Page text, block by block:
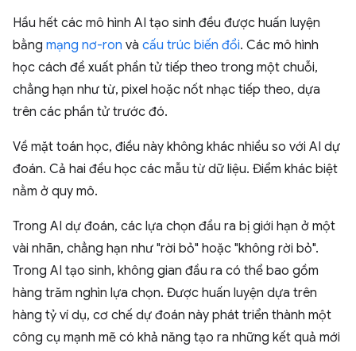
Hầu hết các mô hình AI tạo sinh đều được huấn luyện
bằng mạng nơ-ron và cấu trúc biến đổi. Các mô hình
học cách đề xuất phần tử tiếp theo trong một chuỗi,
chẳng hạn như từ, pixel hoặc nốt nhạc tiếp theo, dựa
trên các phần tử trước đó.
Về mặt toán học, điều này không khác nhiều so với AI dự
đoán. Cả hai đều học các mẫu từ dữ liệu. Điểm khác biệt
nằm ở quy mô.
Trong AI dự đoán, các lựa chọn đầu ra bị giới hạn ở một
vài nhãn, chẳng hạn như "rời bỏ" hoặc "không rời bỏ".
Trong AI tạo sinh, không gian đầu ra có thể bao gồm
hàng trăm nghìn lựa chọn. Được huấn luyện dựa trên
hàng tỷ ví dụ, cơ chế dự đoán này phát triển thành một
công cụ mạnh mẽ có khả năng tạo ra những kết quả mới